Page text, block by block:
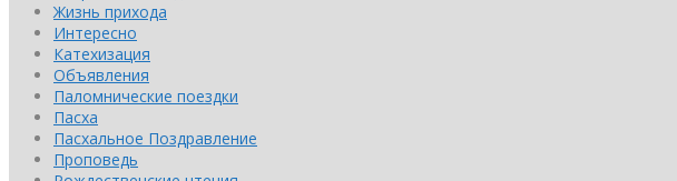
Жизнь прихода
Интересно
Катехизация
Объявления
Паломнические поездки
Пасха
Пасхальное Поздравление
Проповедь